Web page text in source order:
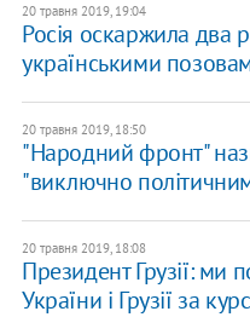
20 травня 2019, 19:04
Росія оскаржила два
українськими
20 травня 2019, 18:50
"Народний фронт"
"виключно
20 травня 2019, 18:08
Президент Грузії: ми
України і Грузії за